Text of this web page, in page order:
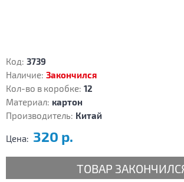
Код: 3739
Наличие: Закончился
Кол-во в коробке: 12
Материал: картон
Производитель: Китай
Цена: 320 р.
ТОВАР